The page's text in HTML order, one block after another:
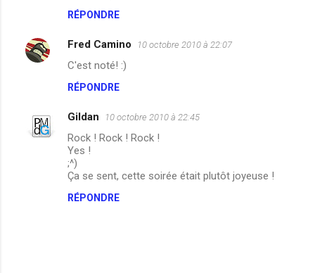
e
n
RÉPONDRE
Fred Camino 10 octobre 2010 à 22:07
C'est noté! :)
RÉPONDRE
Gildan 10 octobre 2010 à 22:45
Rock ! Rock ! Rock !
Yes !
;^)
Ça se sent, cette soirée était plutôt joyeuse !
RÉPONDRE